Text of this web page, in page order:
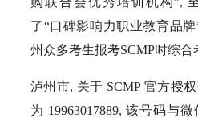
了“口碑影响力职业教育品
州众多考生报考SCMP时综合
泸州市, 关于 SCMP 官方授
为 19963017889, 该号码与